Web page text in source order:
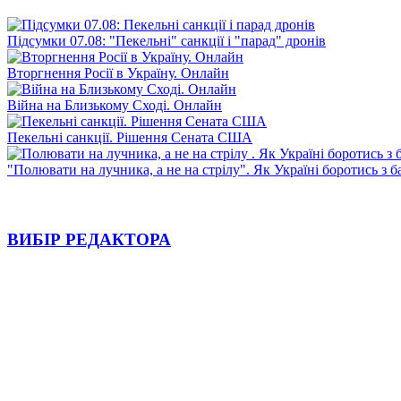
Підсумки 07.08: "Пекельні" санкції і "парад" дронів
Вторгнення Росії в Україну. Онлайн
Війна на Близькому Сході. Онлайн
Пекельні санкції. Рішення Сената США
"Полювати на лучника, а не на стрілу". Як Україні боротись з
ВИБІР РЕДАКТОРА